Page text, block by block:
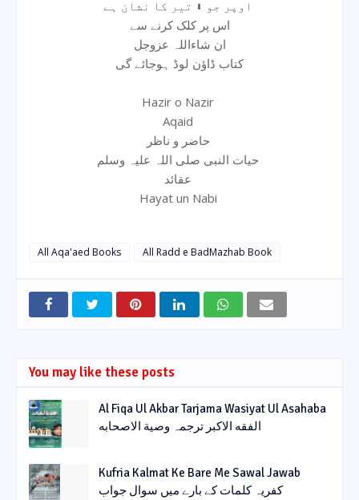
اس پر کلک کرنے سے
ان شاءاللہ عزوجل
کتاب ڈاؤن لوڈ ہوجائے گی
Hazir o Nazir
Aqaid
Hayat un Nabi
All Aqa'aed Books All Radd e BadMazhab Book
You may like these posts
Al Fiqa Ul Akbar Tarjama Wasiyat Ul Asahaba
الفقه الاکبر ترجمہ وصیة الاصحابه
Kufria Kalmat Ke Bare Me Sawal Jawab
کفریہ کلمات کے بارے میں سوال جواب